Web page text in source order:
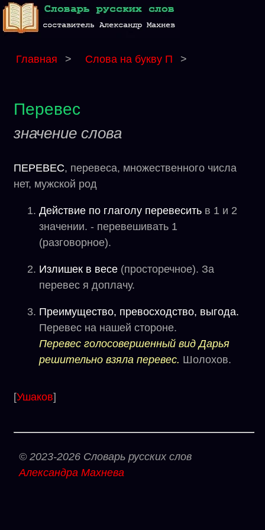
Главная > Слова на букву П >
Перевес
значение слова
ПЕРЕВЕС, перевеса, множественного числа
нет, мужской род
Действие по глаголу перевесить в 1 и 2
значении. - перевешивать 1
(разговорное).
Излишек в весе (просторечное). За
перевес я доплачу.
Преимущество, превосходство, выгода.
Перевес на нашей стороне.
Перевес голосовершенный вид Дарья
решительно взяла перевес. Шолохов.
[Ушаков]
© 2023-2026 Словарь русских слов
Александра Махнева